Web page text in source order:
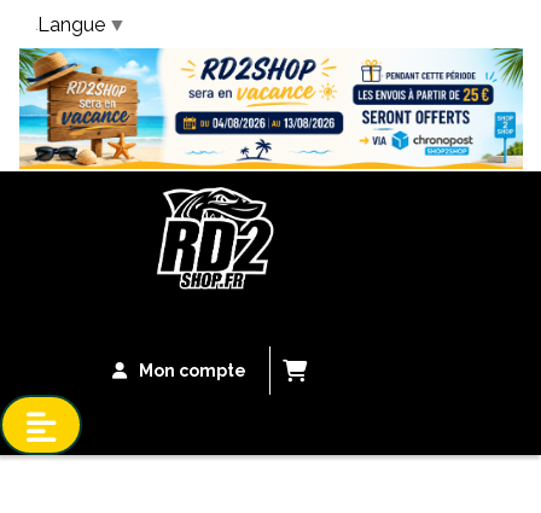
Bandeau Vacances
Mon compte
Langue ▼